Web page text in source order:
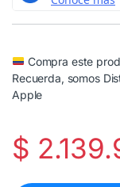
Compra este
Recuerda, somos
Apple
$